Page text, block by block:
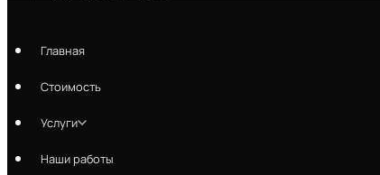
Главная
Стоимость
Услуги
Наши работы